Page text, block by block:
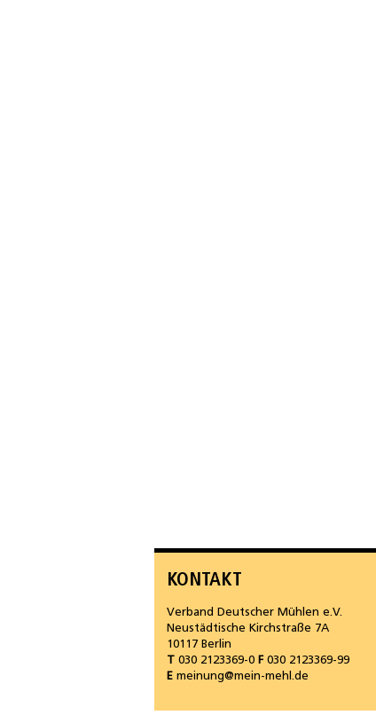
KONTAKT
Verband Deutscher Mühlen e.V.
Neustädtische Kirchstraße 7A
10117 Berlin
030 2123369-0 F 030 2123369-99
E meinung@mein-mehl.de